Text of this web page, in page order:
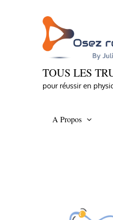
TOUS LES
pour réussir en
A Propos